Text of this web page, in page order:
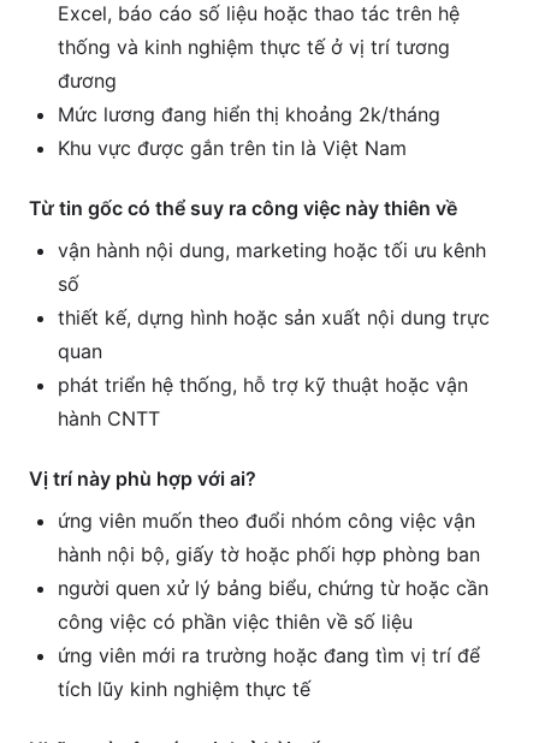
Excel, báo cáo số liệu hoặc thao tác trên hệ
thống và kinh nghiệm thực tế ở vị trí tương
đương
Mức lương đang hiển thị khoảng 2k/tháng
Khu vực được gắn trên tin là Việt Nam
Từ tin gốc có thể suy ra công việc này thiên về
vận hành nội dung, marketing hoặc tối ưu kênh
số
thiết kế, dựng hình hoặc sản xuất nội dung trực
quan
phát triển hệ thống, hỗ trợ kỹ thuật hoặc vận
hành CNTT
Vị trí này phù hợp với ai?
ứng viên muốn theo đuổi nhóm công việc vận
hành nội bộ, giấy tờ hoặc phối hợp phòng ban
người quen xử lý bảng biểu, chứng từ hoặc cần
công việc có phần việc thiên về số liệu
ứng viên mới ra trường hoặc đang tìm vị trí để
tích lũy kinh nghiệm thực tế